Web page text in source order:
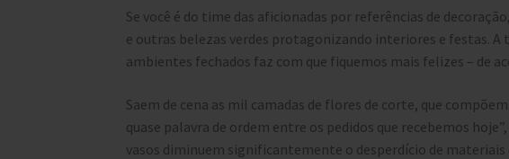
Se você é do time das aficionadas por referências de
e outras belezas verdes protagonizando interiores e festas. A
ambientes fechados faz com que fiquemos mais felizes – de
Saem de cena as mil camadas de flores de corte, que
quase palavra de ordem entre os pedidos que recebemos
vasos diminuem significantemente o desperdício de